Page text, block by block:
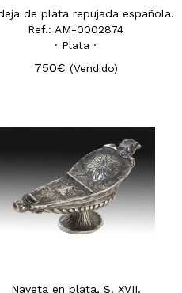
de plata repujada española.
Ref.: AM-0002874
· Plata ·
750€ (Vendido)
Naveta en plata, S. XVII.